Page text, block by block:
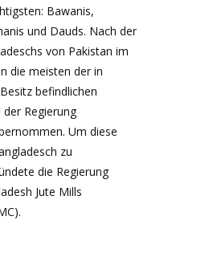
Bawanis,
und Dauds. Nach der
von Pakistan im
die meisten der in
befindlichen
der Regierung
Um diese
zu
die Regierung
Jute Mills